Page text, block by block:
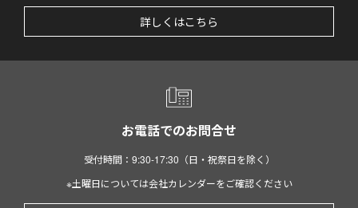
詳しくはこちら
お電話でのお問合せ
受付時間：9:30-17:30（日・祝祭日を除く）
※土曜日については会社カレンダーをご確認ください